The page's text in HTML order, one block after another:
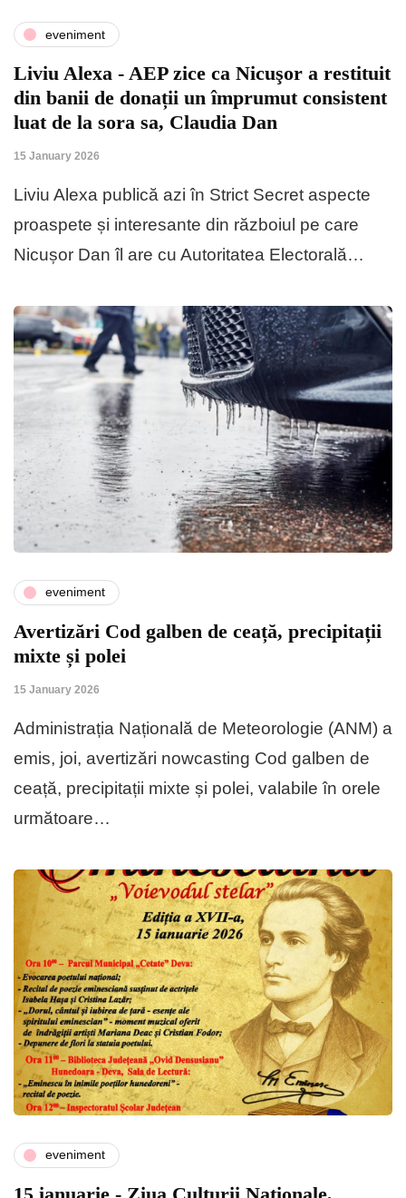
eveniment
Liviu Alexa - AEP zice ca Nicuşor a restituit
din banii de donații un împrumut consistent
luat de la sora sa, Claudia Dan
15 January 2026
Liviu Alexa publică azi în Strict Secret aspecte
proaspete și interesante din războiul pe care
Nicușor Dan îl are cu Autoritatea Electorală…
eveniment
Avertizări Cod galben de ceață, precipitații
mixte și polei
15 January 2026
Administrația Națională de Meteorologie (ANM) a
emis, joi, avertizări nowcasting Cod galben de
ceață, precipitații mixte și polei, valabile în orele
următoare…
eveniment